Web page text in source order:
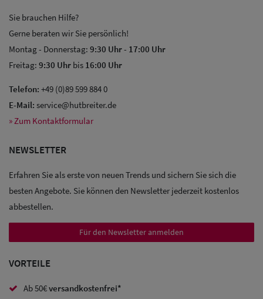
Sale: Caps
Baseball
Caps
Sale: Army
Sale:
Trucker
Sie brauchen Hilfe?
Gerne beraten wir Sie persönlich!
Montag - Donnerstag: 9:30 Uhr- 17:00 Uhr
Freitag: 9:30 Uhr bis 16:00 Uhr
Telefon: +49 (0)89 599 884 0
E-Mail: service@hutbreiter.de
» Zum Kontaktformular
NEWSLETTER
Erfahren Sie als erste von neuen Trends und sichern Sie sich die
besten Angebote. Sie können den Newsletter jederzeit kostenlos
abbestellen.
Für den Newsletter anmelden
VORTEILE
Ab 50€versandkostenfrei*